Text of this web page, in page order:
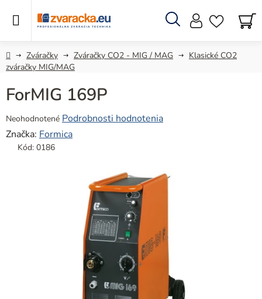
Hľadať
DomovZváračky Zváračky CO2 - MIG / MAG
Klasické CO2
zváračky MIG/MAG
ForMIG 169P
Priemerné
hodnotenie
produktu
Neohodnotené Podrobnosti hodnotenia
Značka: Formica
Kód: 0186